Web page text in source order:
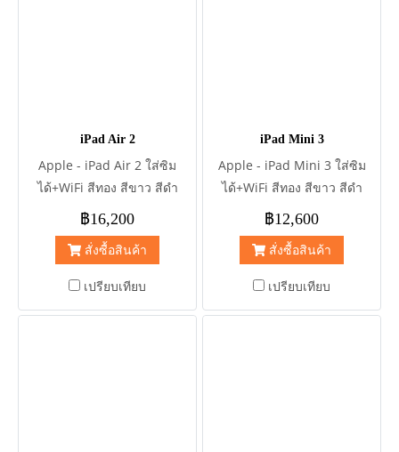
DECON Magsafe Case for
S25Ultra สภาพสวยมาก ครบ
ยกกล่อง = 199฿ Samsung
Galaxy Z Fold7 Silicone Case
สภาพสวยมาก ครบยกกล่อง =
499฿
iPad Air 2
Apple - iPad Air 2 ใส่ซิม
ได้+WiFi สีทอง สีขาว สีดำ
Apple - iPad Air 2 WiFi สีทอง
สีขาว สีดำ ความจุ 16GB -
64GB - 128GB เครื่องศูนย์
ทั้งหมด
฿16,200
สั่งซื้อสินค้า
เปรียบเทียบ
iPad Mini 3
Apple - iPad Mini 3 ใส่ซิม
ได้+WiFi สีทอง สีขาว สีดำ
Apple - iPad Mini 3 WiFi สี
ทอง สีขาว สีดำ ความจุ 16GB -
64GB - 128GB เครื่องศูนย์
ทั้งหมด
฿12,600
สั่งซื้อสินค้า
เปรียบเทียบ